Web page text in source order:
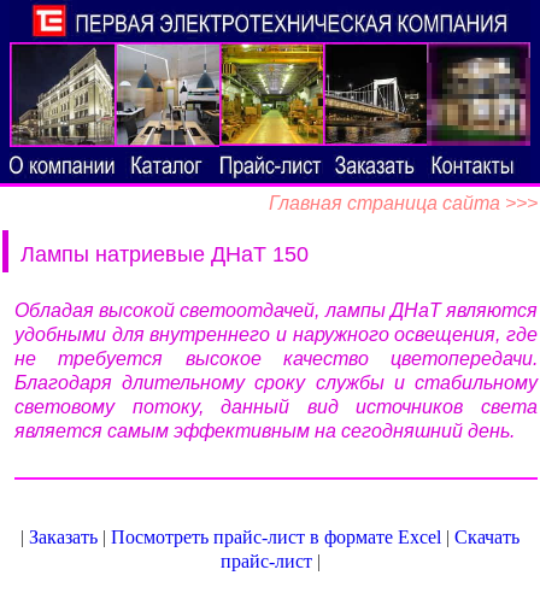
Главная страница сайта >>>
Лампы натриевые ДНаТ 150
Обладая высокой светоотдачей, лампы ДНаТ являются
удобными для внутреннего и наружного освещения, где
не требуется высокое качество цветопередачи.
Благодаря длительному сроку службы и стабильному
световому потоку, данный вид источников света
является самым эффективным на сегодняшний день.
| Заказать | Посмотреть прайс-лист в формате Excel | Скачать
прайс-лист|